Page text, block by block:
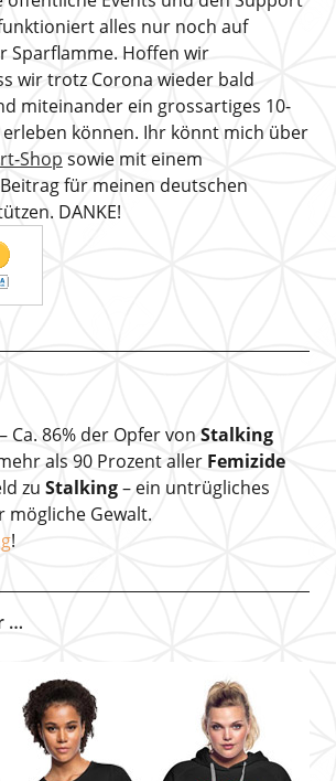
alles nur noch auf
Sparflamme. Hoffen wir
wir trotz Corona wieder bald
miteinander ein grossartiges 10-
erleben können. Ihr könnt mich über
Shop sowie mit einem
für meinen deutschen
DANKE!
Ca. 86% der Opfer von Stalking
als 90 Prozent aller Femizide
zu Stalking– ein untrügliches
mögliche Gewalt.
!
…